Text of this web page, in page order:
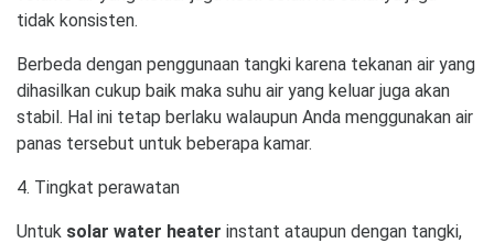
tidak konsisten.
Berbeda dengan penggunaan tangki karena tekanan air yang
dihasilkan cukup baik maka suhu air yang keluar juga akan
stabil. Hal ini tetap berlaku walaupun Anda menggunakan air
panas tersebut untuk beberapa kamar.
4. Tingkat perawatan
Untuk solar water heater instant ataupun dengan tangki,